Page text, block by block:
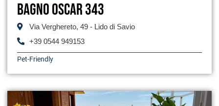
Bagno Oscar 343
Via Verghereto, 49 - Lido di Savio
+39 0544 949153
Pet-Friendly